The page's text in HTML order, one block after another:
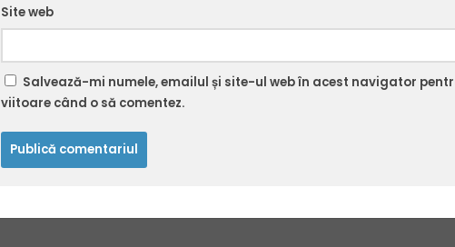
Site web
Salvează-mi numele, emailul și site-ul web în acest navigator
viitoare când o să comentez.